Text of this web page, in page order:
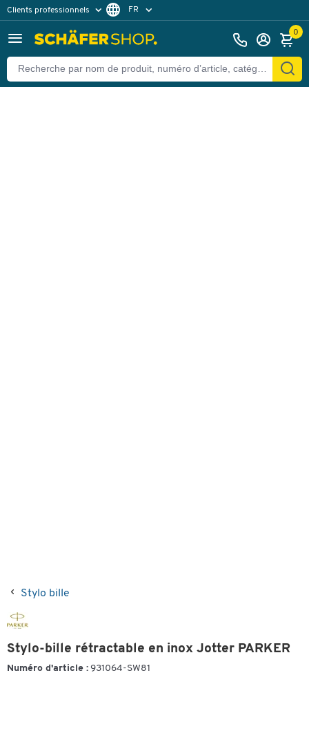
Clients professionnels
Clients particuliers
FR
0
Stylo bille
Stylo-bille rétractable en inox Jotter PARKER
Numéro d'article : 931064-SW81
Retour